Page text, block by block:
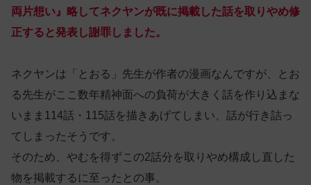
両片想い』略してネクヤンが既に掲載した話を取りやめ修
正すると発表し謝罪しました。
ネクヤンは「とおる」先生が作者の漫画なんですが、とお
る先生がここ数年精神面への負荷が大きく話を作り込まな
いまま114話・115話を描きあげてしまい、話が行き詰っ
てしまったそうです。
そのため、やむを得ずこの2話分を取りやめ構成し直した
物を掲載するに至ったとの事。